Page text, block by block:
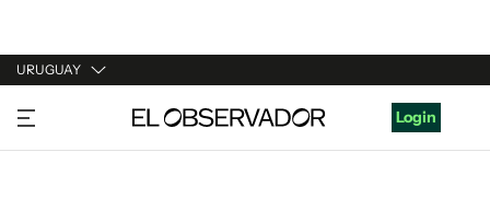
URUGUAY
URUGUAY
ARGENTINA
Login